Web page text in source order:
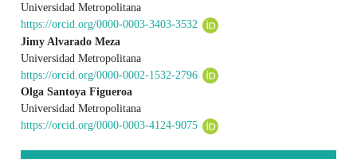
Universidad Metropolitana
https://orcid.org/0000-0003-3403-3532
Jimy Alvarado Meza
Universidad Metropolitana
https://orcid.org/0000-0002-1532-2796
Olga Santoya Figueroa
Universidad Metropolitana
https://orcid.org/0000-0003-4124-9075